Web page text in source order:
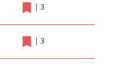
| 3
| 3